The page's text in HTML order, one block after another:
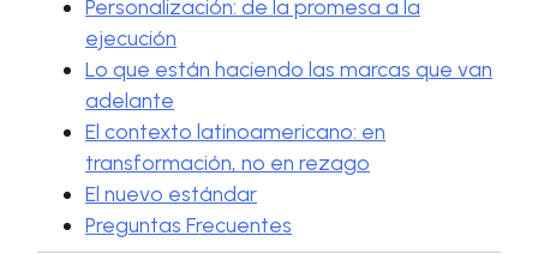
Personalización: de la promesa a la
ejecución
Lo que están haciendo las marcas que van
adelante
El contexto latinoamericano: en
transformación, no en rezago
El nuevo estándar
Preguntas Frecuentes